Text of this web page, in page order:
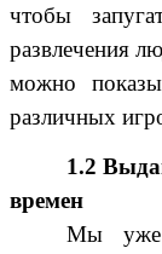
чтобы
развлечения
можно
различных
1.2
времен
Мы уже